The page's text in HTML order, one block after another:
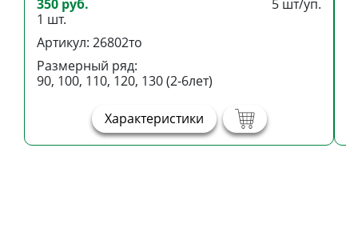
350 руб.
1 шт.
5 шт/уп.
Артикул: 26802то
Размерный ряд:
90, 100, 110, 120, 130 (2-6лет)
Характеристики